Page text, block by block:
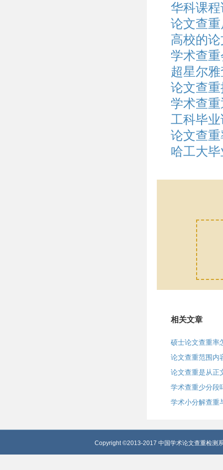
华科课
论文查
高校的
学术查
超星尔
论文查
学术查
工科毕
论文查
哈工大
相关文章
硕士论文查重率
论文查重范围内
论文查重是从正
学术查重少分段
学术小分解查重
Copyright ©2013-2017 中国学术论文查重检